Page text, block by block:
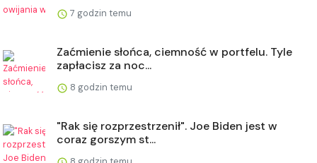
7 godzin temu
Zaćmienie słońca, ciemność w portfelu. Tyle
zapłacisz za noc...
8 godzin temu
"Rak się rozprzestrzenił". Joe Biden jest w
coraz gorszym st...